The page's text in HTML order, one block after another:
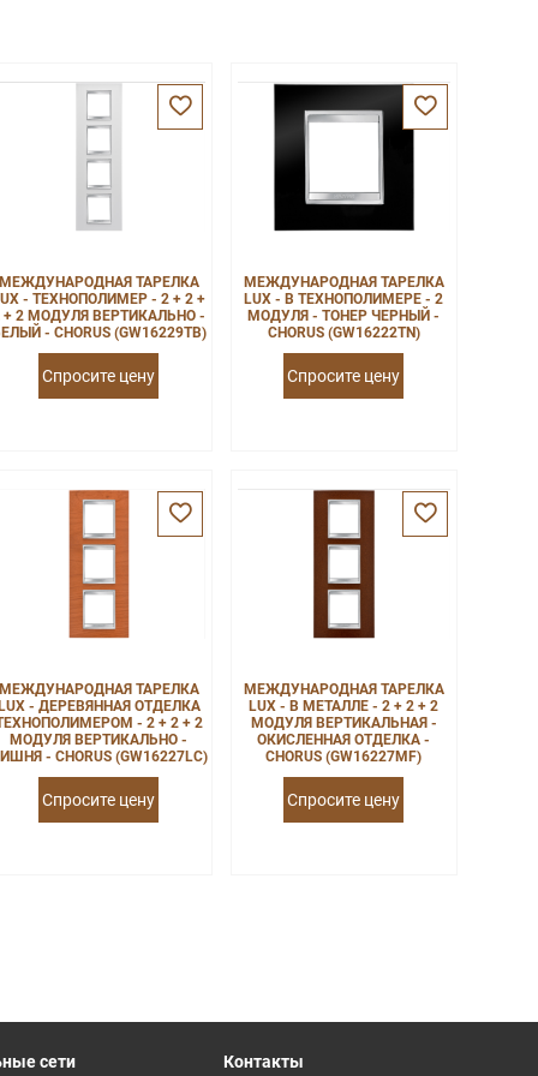
МЕЖДУНАРОДНАЯ ТАРЕЛКА
- ТЕХНОПОЛИМЕР - 2 + 2 +
+ 2 МОДУЛЯ ВЕРТИКАЛЬНО -
- CHORUS (GW16229TB)
Спросите цену
МЕЖДУНАРОДНАЯ ТАРЕЛКА
LUX - В ТЕХНОПОЛИМЕРЕ - 2
МОДУЛЯ - ТОНЕР ЧЕРНЫЙ -
CHORUS (GW16222TN)
Спросите цену
МЕЖДУНАРОДНАЯ ТАРЕЛКА
LUX - ДЕРЕВЯННАЯ ОТДЕЛКА
- 2 + 2 + 2
МОДУЛЯ ВЕРТИКАЛЬНО -
- CHORUS (GW16227LC)
Спросите цену
МЕЖДУНАРОДНАЯ ТАРЕЛКА
LUX - В МЕТАЛЛЕ - 2 + 2 + 2
МОДУЛЯ ВЕРТИКАЛЬНАЯ -
ОКИСЛЕННАЯ ОТДЕЛКА -
CHORUS (GW16227MF)
Спросите цену
сети Контакты